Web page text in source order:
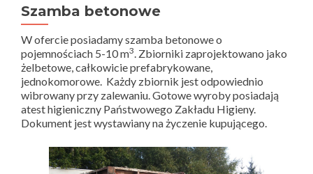
Szamba betonowe
W ofercie posiadamy szamba betonowe o
pojemnościach 5-10 m3. Zbiorniki zaprojektowano jako
żelbetowe, całkowicie prefabrykowane,
jednokomorowe. Każdy zbiornik jest odpowiednio
wibrowany przy zalewaniu. Gotowe wyroby posiadają
atest higieniczny Państwowego Zakładu Higieny.
Dokument jest wystawiany na życzenie kupującego.